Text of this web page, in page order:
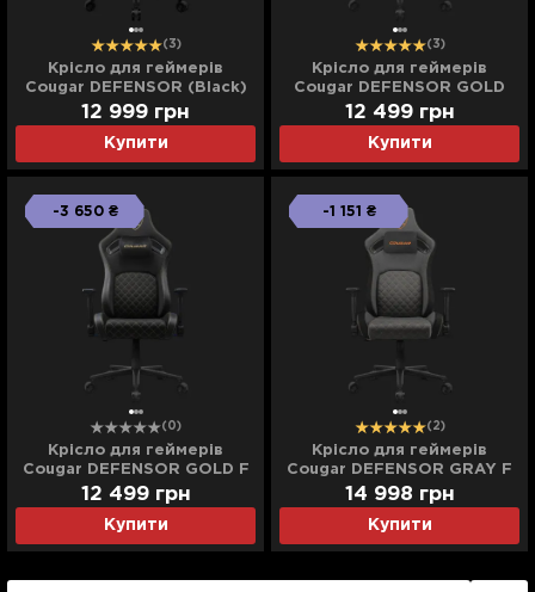
(3)
Крісло для геймерів
Cougar DEFENSOR (Black)
(UA)
Купити
12 999 грн
(3)
Крісло для геймерів
Cougar DEFENSOR GOLD
(Black) (UA)
Купити
12 499 грн
-3 650 ₴
(0)
Крісло для геймерів
Cougar DEFENSOR GOLD F
(Black) (UA)
Купити
12 499 грн
-1 151 ₴
(2)
Крісло для геймерів
Cougar DEFENSOR GRAY F
(Gray) (UA)
Купити
14 998 грн